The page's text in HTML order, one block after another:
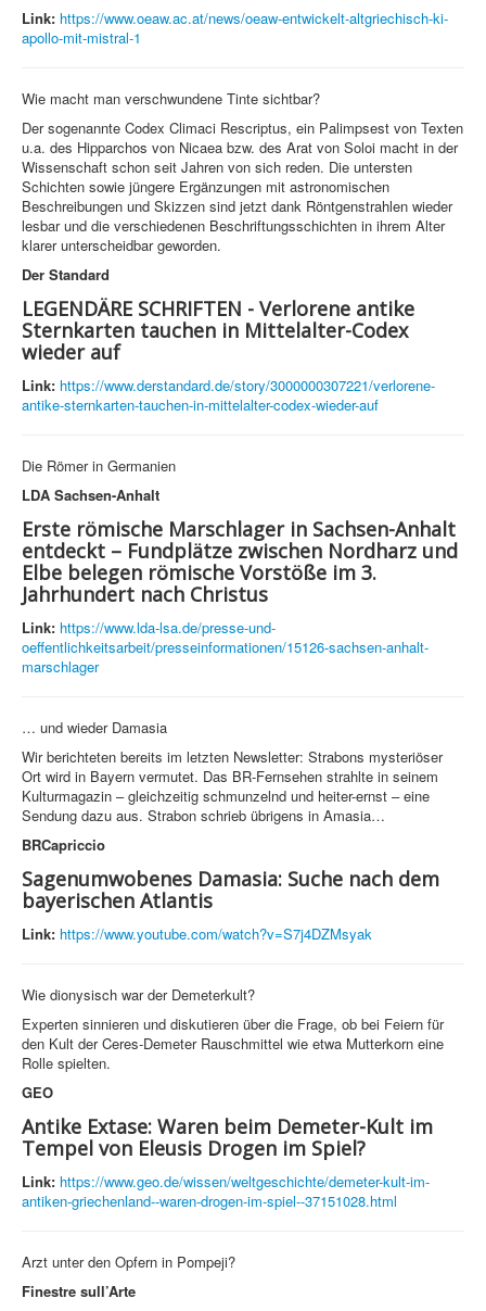
Link: https://www.oeaw.ac.at/news/oeaw-entwickelt-altgriechisch-ki-
apollo-mit-mistral-1
Wie macht man verschwundene Tinte sichtbar?
Der sogenannte Codex Climaci Rescriptus, ein Palimpsest von Texten
u.a. des Hipparchos von Nicaea bzw. des Arat von Soloi macht in der
Wissenschaft schon seit Jahren von sich reden. Die untersten
Schichten sowie jüngere Ergänzungen mit astronomischen
Beschreibungen und Skizzen sind jetzt dank Röntgenstrahlen wieder
lesbar und die verschiedenen Beschriftungsschichten in ihrem Alter
klarer unterscheidbar geworden.
Der Standard
LEGENDÄRE SCHRIFTEN - Verlorene antike
Sternkarten tauchen in Mittelalter-Codex
wieder auf
Link: https://www.derstandard.de/story/3000000307221/verlorene-
antike-sternkarten-tauchen-in-mittelalter-codex-wieder-auf
Die Römer in Germanien
LDA Sachsen-Anhalt
Erste römische Marschlager in Sachsen-Anhalt
entdeckt – Fundplätze zwischen Nordharz und
Elbe belegen römische Vorstöße im 3.
Jahrhundert nach Christus
Link: https://www.lda-lsa.de/presse-und-
oeffentlichkeitsarbeit/presseinformationen/15126-sachsen-anhalt-
marschlager
… und wieder Damasia
Wir berichteten bereits im letzten Newsletter: Strabons mysteriöser
Ort wird in Bayern vermutet. Das BR-Fernsehen strahlte in seinem
Kulturmagazin – gleichzeitig schmunzelnd und heiter-ernst – eine
Sendung dazu aus. Strabon schrieb übrigens in Amasia…
BRCapriccio
Sagenumwobenes Damasia: Suche nach dem
bayerischen Atlantis
Link: https://www.youtube.com/watch?v=S7j4DZMsyak
Wie dionysisch war der Demeterkult?
Experten sinnieren und diskutieren über die Frage, ob bei Feiern für
den Kult der Ceres-Demeter Rauschmittel wie etwa Mutterkorn eine
Rolle spielten.
GEO
Antike Extase: Waren beim Demeter-Kult im
Tempel von Eleusis Drogen im Spiel?
Link: https://www.geo.de/wissen/weltgeschichte/demeter-kult-im-
antiken-griechenland--waren-drogen-im-spiel--37151028.html
Arzt unter den Opfern in Pompeji?
Finestre sull’Arte